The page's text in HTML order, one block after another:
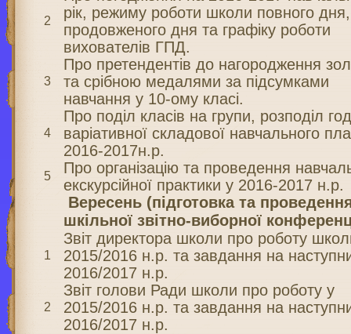
2
рік, режиму роботи школи повного
продовженого дня та графіку роботи
вихователів ГПД.
3
Про претендентів до нагородження
та срібною медалями за підсумками
навчання у 10-ому класі.
4
Про поділ класів на групи, розподіл
варіативної складової навчального
2016-2017н.р.
5
Про організацію та проведення
екскурсійної практики у 2016-2017 н.р.
Вересень (підготовка та
шкільної звітно-виборної
1
Звіт директора школи про роботу
2015/2016 н.р. та завдання на
2016/2017 н.р.
2
Звіт голови Ради школи про роботу у
2015/2016 н.р. та завдання на
2016/2017 н.р.